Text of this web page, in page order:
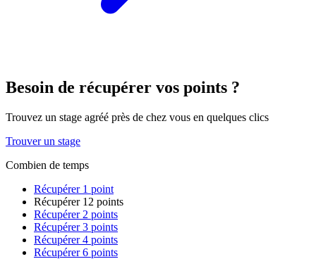
Besoin de récupérer vos points ?
Trouvez un stage agréé près de chez vous en quelques clics
Trouver un stage
Combien de temps
Récupérer 1 point
Récupérer 12 points
Récupérer 2 points
Récupérer 3 points
Récupérer 4 points
Récupérer 6 points